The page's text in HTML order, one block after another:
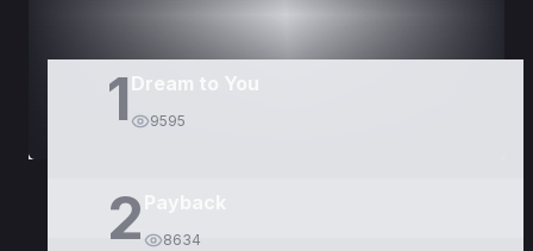
1 Dream to You
9595
2 8634